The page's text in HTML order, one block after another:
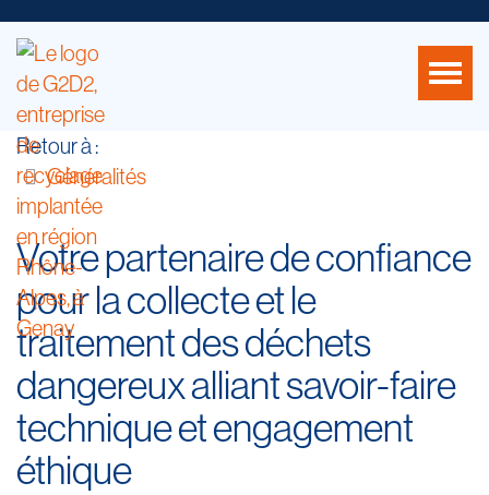
Retour à :
Généralités
Votre partenaire de confiance
pour la collecte et le
traitement des déchets
dangereux alliant savoir-faire
technique et engagement
éthique